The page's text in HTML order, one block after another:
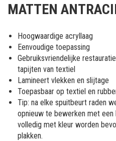
van
afbeeldingen-
gallerij
MATTEN
Hoogwaardige acryllaag
Eenvoudige toepassing
Gebruiksvriendelijke
tapijten van textiel
Lamineert vlekken en slijtage
Toepasbaar op textiel en
Tip: na elke spuitbeurt raden
opnieuw te bewerken met
volledig met kleur worden
plakken.